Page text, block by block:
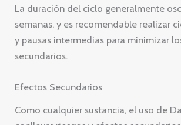
La duración del ciclo generalmente
semanas, y es recomendable realizar
y pausas intermedias para minimizar
secundarios.
Efectos Secundarios
Como cualquier sustancia, el uso de